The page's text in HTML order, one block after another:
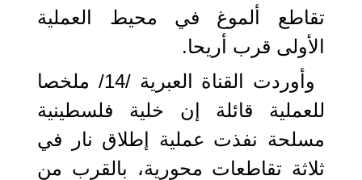
تقاطع ألموغ في محيط العملية
الأولى قرب أريحا.
وأوردت القناة العبرية /14/ ملخصا
للعملية قائلة إن خلية فلسطينية
مسلحة نفذت عملية إطلاق نار في
ثلاثة تقاطعات محورية، بالقرب من